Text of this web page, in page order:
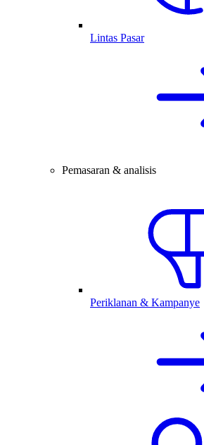
Lintas Pasar
Pemasaran & analisis
Periklanan & Kampanye